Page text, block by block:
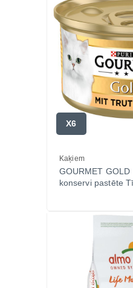
X6
Kaķiem
GOURMET GOLD
konservi pastēte